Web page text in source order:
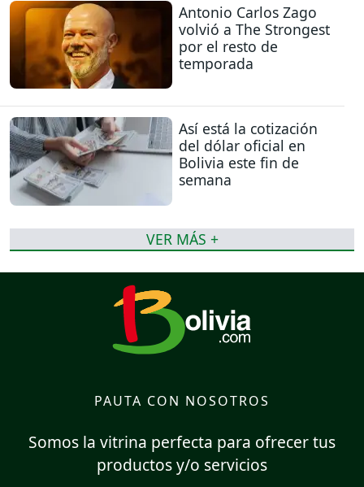
Antonio Carlos Zago
volvió a The Strongest
por el resto de
temporada
Así está la cotización
del dólar oficial en
Bolivia este fin de
semana
VER MÁS +
PAUTA CON NOSOTROS
Somos la vitrina perfecta para ofrecer tus
productos y/o servicios